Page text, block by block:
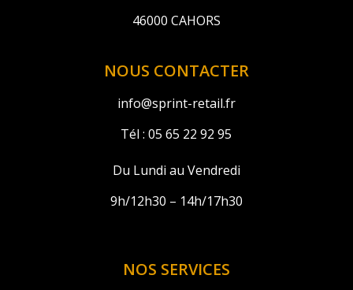
46000 CAHORS
NOUS CONTACTER
info@sprint-retail.fr
Tél : 05 65 22 92 95
Du Lundi au Vendredi
9h/12h30 – 14h/17h30
NOS SERVICES